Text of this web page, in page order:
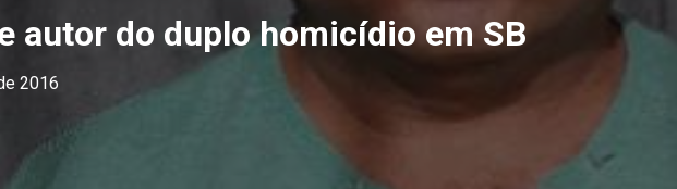
autor do duplo homicídio em SB
2016